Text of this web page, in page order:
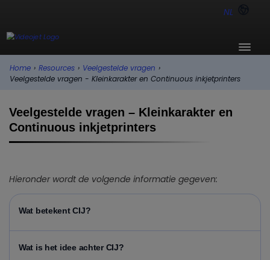
NL
Home › Resources › Veelgestelde vragen ›
Veelgestelde vragen - Kleinkarakter en Continuous inkjetprinters
Veelgestelde vragen – Kleinkarakter en
Continuous inkjetprinters
Hieronder wordt de volgende informatie gegeven:
Wat betekent CIJ?
Wat is het idee achter CIJ?